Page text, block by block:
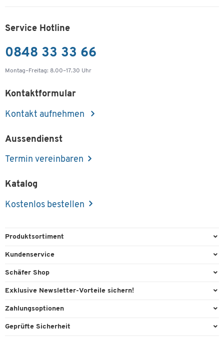
Service Hotline
0848 33 33 66
Montag–Freitag: 8.00–17.30 Uhr
Kontaktformular
Kontakt aufnehmen
Aussendienst
Termin vereinbaren
Katalog
Kostenlos bestellen
Produktsortiment
Büroausstattung
Reinigung & Hygiene
Technik
Kundenservice
Direktbestellung
Kontaktformulare
Kontaktübersicht
Schäfer Shop
Arbeitsplatzexperten
Showroom
Exklusive Newsletter-Vorteile sichern!
Willkommensgeschenk
Zahlungsoptionen
Vorkasse
Geprüfte Sicherheit